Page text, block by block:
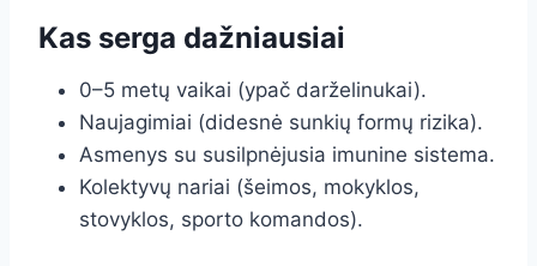
Kas serga dažniausiai
0–5 metų vaikai (ypač darželinukai).
Naujagimiai (didesnė sunkių formų rizika).
Asmenys su susilpnėjusia imunine sistema.
Kolektyvų nariai (šeimos, mokyklos,
stovyklos, sporto komandos).